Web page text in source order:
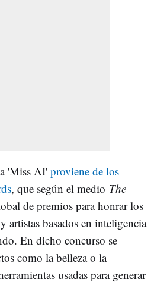
'Miss AI' proviene de los
, que según el medio The
de premios para honrar los
artistas basados en inteligencia
En dicho concurso se
como la belleza o la
usadas para generar